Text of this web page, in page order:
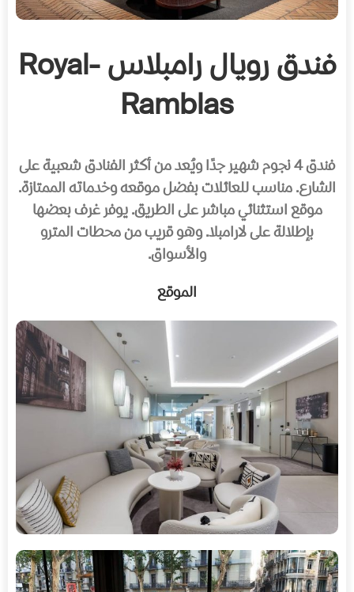
فندق رويال رامبلاس -Royal
Ramblas
فندق 4 نجوم شهير جدًا ويُعد من أكثر الفنادق شعبية على
الشارع. مناسب للعائلات بفضل موقعه وخدماته الممتازة.
موقع استثنائي مباشر على الطريق. يوفر غرف بعضها
بإطلالة على لارامبلا. وهو قريب من محطات المترو
والأسواق.
الموقع